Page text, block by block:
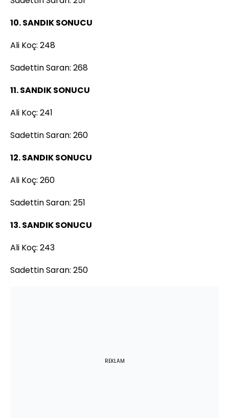
10. SANDIK SONUCU
Ali Koç: 248
Sadettin Saran: 268
11. SANDIK SONUCU
Ali Koç: 241
Sadettin Saran: 260
12. SANDIK SONUCU
Ali Koç: 260
Sadettin Saran: 251
13. SANDIK SONUCU
Ali Koç: 243
Sadettin Saran: 250
REKLAM